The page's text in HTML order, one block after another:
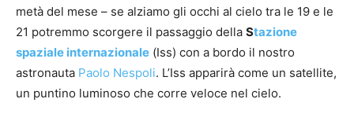
metà del mese – se alziamo gli occhi al cielo tra le 19 e le
21 potremmo scorgere il passaggio della Stazione
spaziale internazionale (Iss) con a bordo il nostro
astronauta Paolo Nespoli. L’Iss apparirà come un satellite,
un puntino luminoso che corre veloce nel cielo.